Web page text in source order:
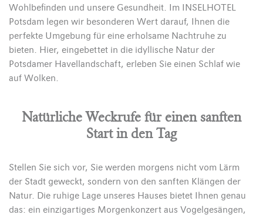
Wohlbefinden und unsere Gesundheit. Im INSELHOTEL
Potsdam legen wir besonderen Wert darauf, Ihnen die
perfekte Umgebung für eine erholsame Nachtruhe zu
bieten. Hier, eingebettet in die idyllische Natur der
Potsdamer Havellandschaft, erleben Sie einen Schlaf wie
auf Wolken.
Natürliche Weckrufe für einen sanften
Start in den Tag
Stellen Sie sich vor, Sie werden morgens nicht vom Lärm
der Stadt geweckt, sondern von den sanften Klängen der
Natur. Die ruhige Lage unseres Hauses bietet Ihnen genau
das: ein einzigartiges Morgenkonzert aus Vogelgesängen,